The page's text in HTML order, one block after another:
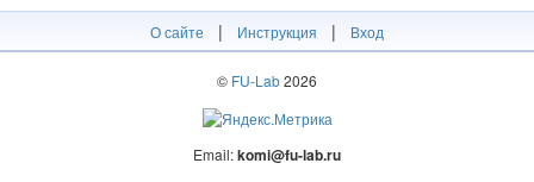
О сайте | Инструкция | Вход
© FU-Lab2026
Email:komi@fu-lab.ru